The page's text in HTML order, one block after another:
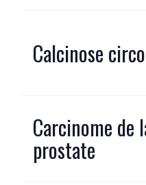
Calcinose
Carcinome de
prostate